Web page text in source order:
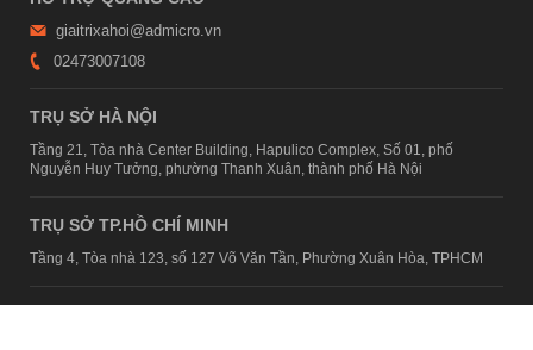
giaitrixahoi@admicro.vn
02473007108
TRỤ SỞ HÀ NỘI
Tầng 21, Tòa nhà Center Building, Hapulico Complex, Số 01, phố
Nguyễn Huy Tưởng, phường Thanh Xuân, thành phố Hà Nội
TRỤ SỞ TP.HỒ CHÍ MINH
Tầng 4, Tòa nhà 123, số 127 Võ Văn Tần, Phường Xuân Hòa, TPHCM